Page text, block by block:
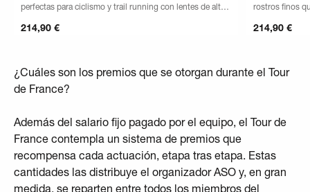
perfectas para ciclismo y trail running con lentes de alto
214,90 €
rostros finos
214,90 €
¿Cuáles son los premios que se otorgan durante el Tour
de France?
Además del salario fijo pagado por el equipo, el Tour de
France contempla un sistema de premios que
recompensa cada actuación, etapa tras etapa. Estas
cantidades las distribuye el organizador ASO y, en gran
medida, se reparten entre todos los miembros del